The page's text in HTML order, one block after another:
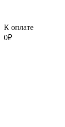
К оплате
0₽